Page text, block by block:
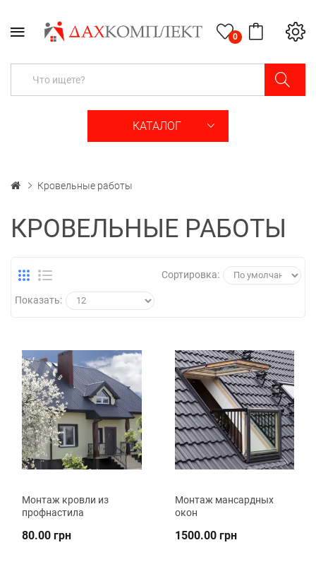
0
КАТАЛОГ
Кровельные работы
КРОВЕЛЬНЫЕ РАБОТЫ
Сортировка:
Показать:
Монтаж кровли из
профнастила
80.00 грн
Монтаж мансардных
окон
1500.00 грн